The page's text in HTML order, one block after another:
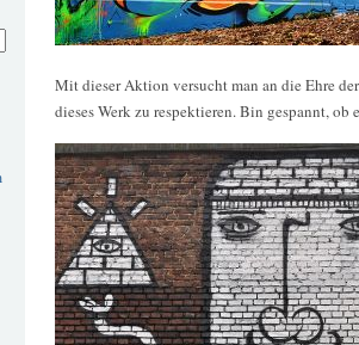
Mit dieser Aktion versucht man an die Ehre
dieses Werk zu respektieren. Bin gespannt, ob